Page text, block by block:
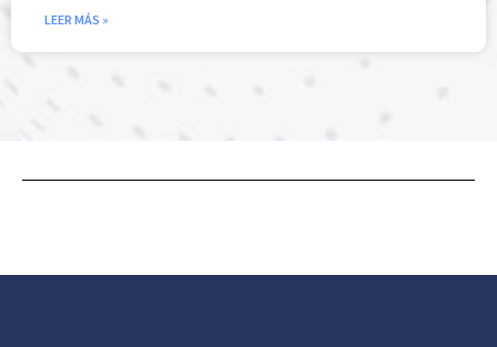
LEER MÁS »